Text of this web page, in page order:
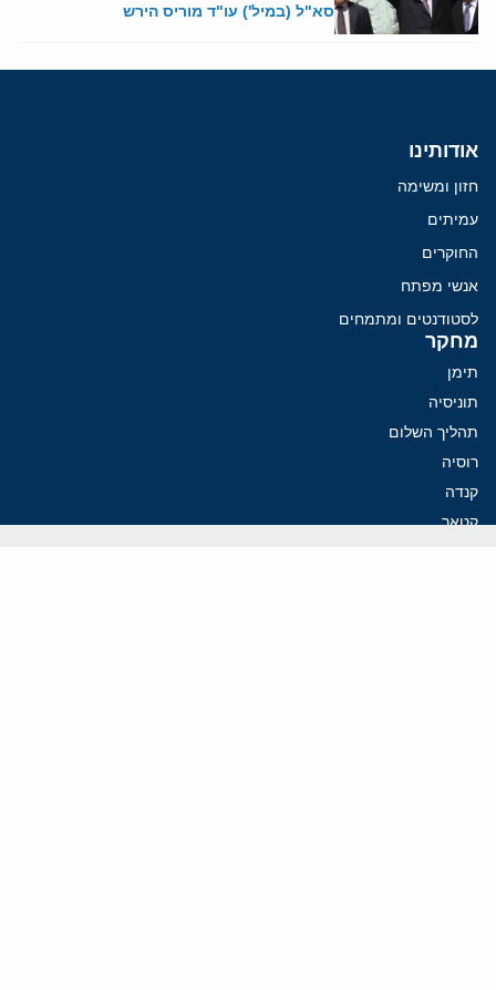
סא"ל (במיל') עו"ד מוריס הירש
אודותינו
חזון ומשימה
עמיתים
החוקרים
אנשי מפתח
לסטודנטים ומתמחים
מחקר
תימן
תוניסיה
תהליך השלום
רוסיה
קנדה
קטאר